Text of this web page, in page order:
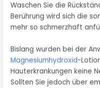
Waschen Sie die
Berührung wird sich die
mehr so ​​schmerzhaft
Bislang wurden bei der
Magnesiumhydroxid-
Hauterkrankungen keine
Sollten Sie jedoch über